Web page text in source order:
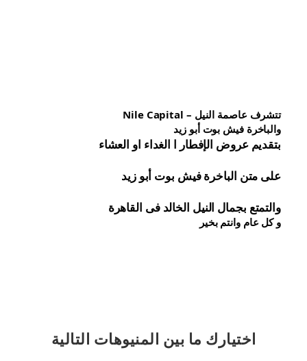
تتشرف عاصمة النيل – Nile Capital
والباخرة فيش بوت أبو زيد
بتقديم عروض الإفطار ا الغداء او العشاء
على متن الباخرة فيش بوت أبو زيد
والتمتع بجمال النيل الخالد فى القاهرة
و كل عام وانتم بخير
اختيارك ما بين المنيوهات التالية